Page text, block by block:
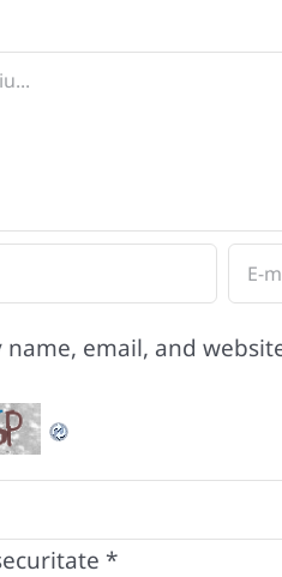
name, email, and
*